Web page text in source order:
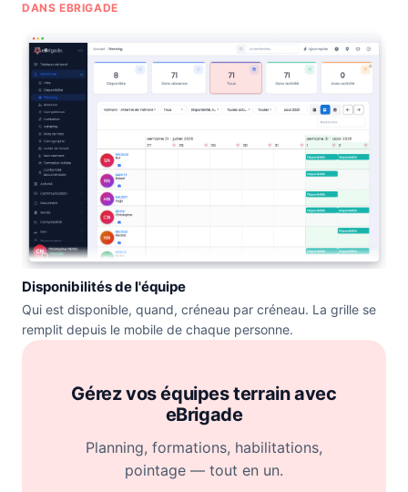
DANS EBRIGADE
Disponibilités de l'équipe
Qui est disponible, quand, créneau par créneau. La grille se
remplit depuis le mobile de chaque personne.
Gérez vos équipes terrain avec
eBrigade
Planning, formations, habilitations,
pointage — tout en un.